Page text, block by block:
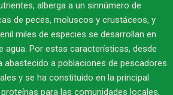
alberga a un sinnúmero de
de peces, moluscos y crustáceos, y
miles de especies se desarrollan en
agua. Por estas características, desde
abastecido a poblaciones de pescadores
y se ha constituido en la principal
para las comunidades locales,